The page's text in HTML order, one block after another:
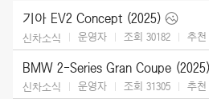
기아 EV2 Concept (2025)
신차소식 운영자 조회 30182 추천
BMW 2-Series Gran Coupe (2025)
신차소식 운영자 조회 31305 추천